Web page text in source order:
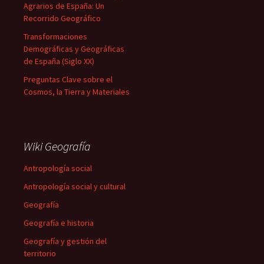
Agrarios de España: Un
Recorrido Geográfico
Transformaciones
Demográficas y Geográficas
de España (Siglo XX)
Preguntas Clave sobre el
Cosmos, la Tierra y Materiales
Wiki Geografía
Antropología social
Antropología social y cultural
Geografía
Geografía e historia
Geografía y gestión del
territorio